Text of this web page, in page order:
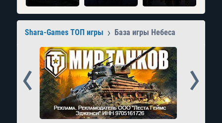
Shara-Games ТОП игры База игры Небеса
Prev